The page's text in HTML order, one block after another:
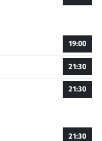
19:00
21:30
21:30
21:30